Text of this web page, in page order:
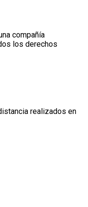
compañía
los derechos
realizados en